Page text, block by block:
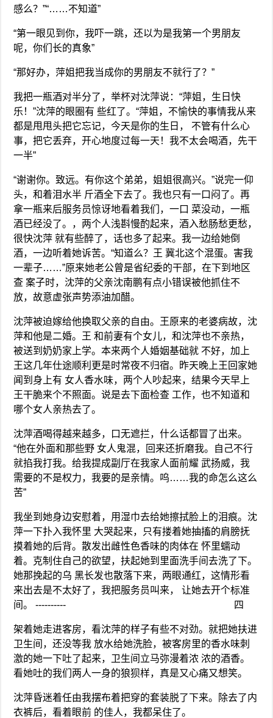
感么？”“……不知道”
“第一眼见到你，我吓一跳，还以为是我第一个男朋友
呢，你们长的真象”
“那好办，萍姐把我当成你的男朋友不就行了？”
我把一瓶酒对半分了，举杯对沈萍说：“萍姐，生日快
乐！”沈萍的眼圈有 些红了。“萍姐，不愉快的事情我从来
都是甩甩头把它忘记，今天是你的生日， 不管有什么心
事，把它丢弃，开心地度过每一天！我不太会喝酒，先干
一半”
“谢谢你。致远。有你这个弟弟，姐姐很高兴。”说完一仰
头，和着泪水半 斤酒全下去了。我也只有一口闷了。再
拿一瓶来后服务员惊讶地看着我们，一口 菜没动，一瓶
酒已经没了。，两个人浅斟慢酌起来，酒入愁肠愁更愁，
很快沈萍 就有些醉了，话也多了起来。我一边给她倒
酒，一边听着她诉苦。“知道么？王 冀北这个混蛋。害我
一辈子……”原来她老公曾是省纪委的干部，在下到地区
查 案子时，沈萍的父亲沈南鹏有点小错误被他抓住不
放，故意虚张声势添油加醋。
沈萍被迫嫁给他换取父亲的自由。王原来的老婆病故，沈
萍和他是二婚。王 和前妻有个女儿，和沈萍也不亲热，
被送到奶奶家上学。本来两个人婚姻基础就 不好，加上
王这几年仕途顺利更是时常夜不归宿。昨天晚上王回家她
闻到身上有 女人香水味，两个人吵起来，结果今天早上
王干脆来个不照面。说是去下面检查 工作，也不知道和
哪个女人亲热去了。
沈萍酒喝得越来越多，口无遮拦，什么话都冒了出来。
“他在外面和那些野 女人鬼混，回来还折磨我。自己不行
就掐我打我。给我提成副厅在我家人面前耀 武扬威，我
需要的不是权力，我要的是亲情。呜……我的命怎么这么
苦”
我坐到她身边安慰着，用湿巾去给她擦拭脸上的泪痕。沈
萍一下扑入我怀里 大哭起来，只有搂着她抽搐的肩膀抚
摸着她的后背。散发出雌性色香味的肉体在 怀里蠕动
着。克制住自己的欲望，扶起她到里面洗手间去洗了下。
她那挽起的乌 黑长发也散落下来，两眼通红，这情形看
来出去是不太好了，我把服务员叫来， 让她去开个标准
间。 ---------- 四
架着她走进客房，看沈萍的样子有些不对劲。就把她扶进
卫生间，还没等我 放水给她洗脸，被客房里的香水味刺
激的她一下吐了起来，卫生间立马弥漫着浓 浓的酒香。
看她吐的我们两人一身的狼狈样，真是又心痛又想笑。
沈萍昏迷着任由我摆布着把穿的套装脱了下来。除去了内
衣裤后，看着眼前 的佳人，我都呆住了。